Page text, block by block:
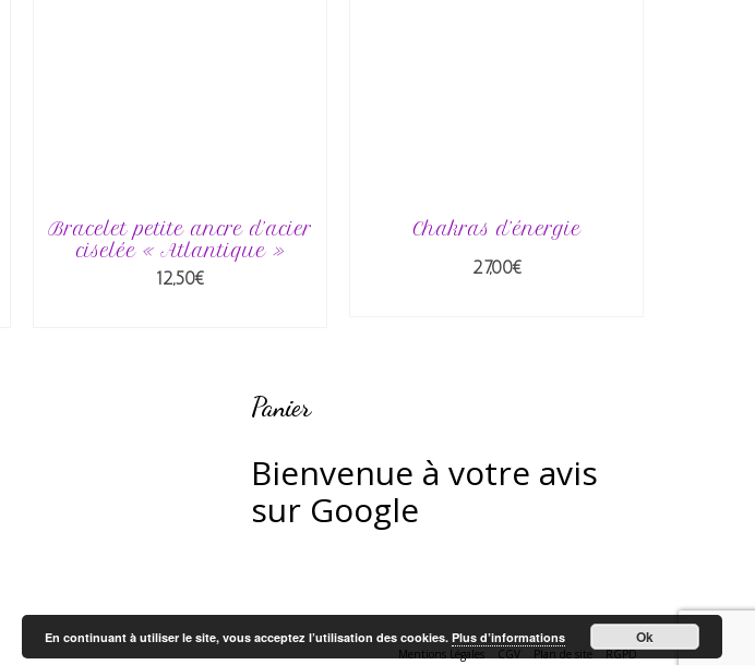
Bracelet petite ancre d’acier
ciselée « Atlantique »
12,50€
Chakras d’énergie
27,00€
Panier
Bienvenue à votre avis
sur Google
Mentions Légales CGV Plan de site RGPD
En continuant à utiliser le site, vous acceptez l’utilisation des cookies. Plus d’informations Ok